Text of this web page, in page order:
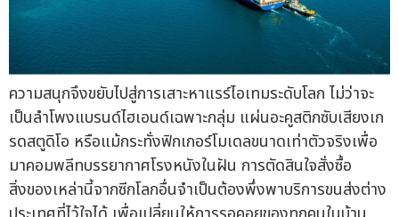
ความสนุกจึงขยับไปสู่การเสาะหาแรร์ไอเทมระดับโลก ไม่ว่าจะ
เป็นลำโพงแบรนด์ไฮเอนด์เฉพาะกลุ่ม แผ่นอะคูสติกซับเสียงเก
รดสตูดิโอ หรือแม้กระทั่งฟิกเกอร์โมเดลขนาดเท่าตัวจริงเพื่อ
มาคอมพลีทบรรยากาศโรงหนังในฝัน การตัดสินใจสั่งซื้อ
สิ่งของเหล่านี้จากซีกโลกอื่นจำเป็นต้องพึ่งพาบริการขนส่งต่าง